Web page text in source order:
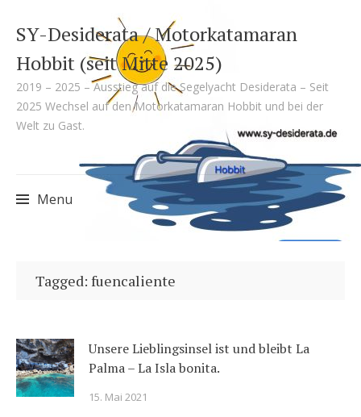
SY-Desiderata / Motorkatamaran
Hobbit (seit Mitte 2025)
2019 – 2025 – Ausstieg auf die Segelyacht Desiderata – Seit
2025 Wechsel auf den Motorkatamaran Hobbit und bei der
Welt zu Gast.
Menu
to
Tagged: fuencaliente
Unsere Lieblingsinsel ist und bleibt La
Palma – La Isla bonita.
15. Mai 2021